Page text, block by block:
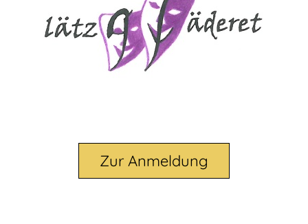
Zur Anmeldung